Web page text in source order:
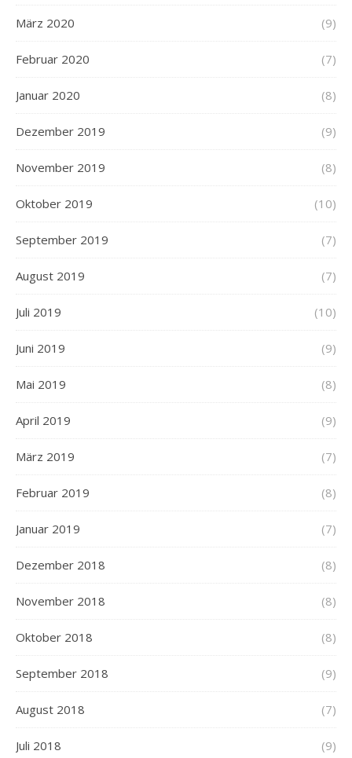
März 2020 (9)
Februar 2020 (7)
Januar 2020 (8)
Dezember 2019 (9)
November 2019 (8)
Oktober 2019 (10)
September 2019 (7)
August 2019 (7)
Juli 2019 (10)
Juni 2019 (9)
Mai 2019 (8)
April 2019 (9)
März 2019 (7)
Februar 2019 (8)
Januar 2019 (7)
Dezember 2018 (8)
November 2018 (8)
Oktober 2018 (8)
September 2018 (9)
August 2018 (7)
Juli 2018 (9)